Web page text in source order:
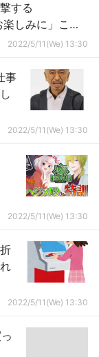
する
しみに」こん
すがミオしゃの
2022/5/11(We) 13:30
事
2022/5/11(We) 13:30
2022/5/11(We) 13:30
2022/5/11(We) 13:30